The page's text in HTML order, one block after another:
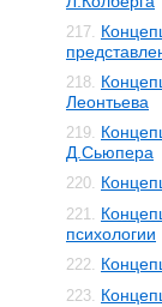
217.
218.
Леонтьева
219.
Д.Сьюпера
220.
221.
психологии
222.
223.